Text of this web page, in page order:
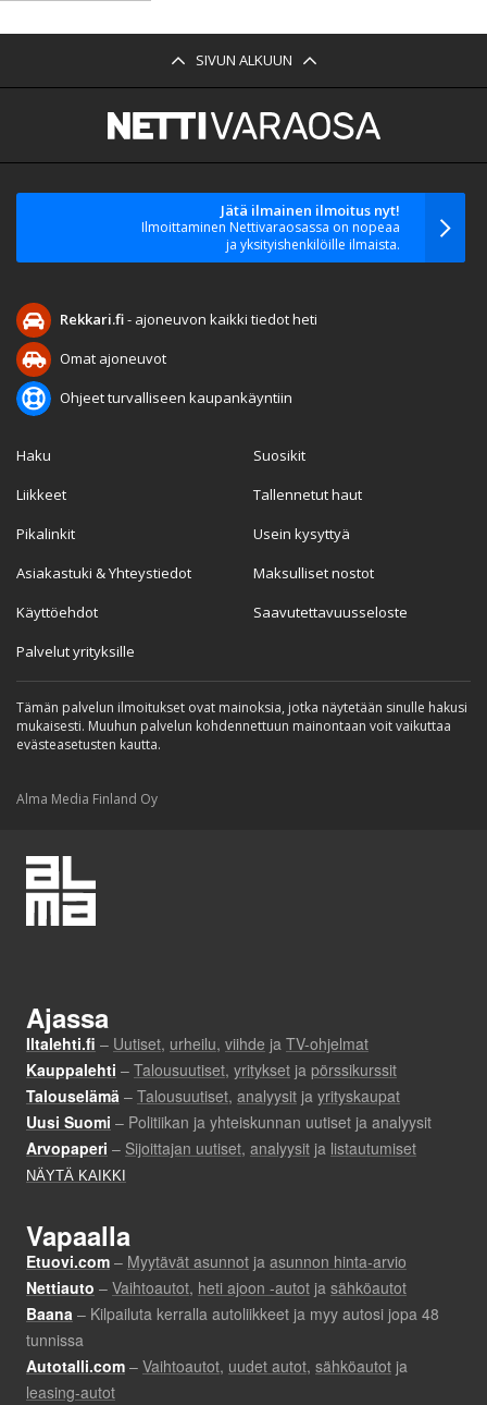
SIVUN ALKUUN
Jätä ilmainen ilmoitus nyt!
Ilmoittaminen Nettivaraosassa on nopeaa
ja yksityishenkilöille ilmaista.
Rekkari.fi- ajoneuvon kaikki tiedot heti
Omat ajoneuvot
Ohjeet turvalliseen kaupankäyntiin
Haku
Liikkeet
Pikalinkit
Asiakastuki & Yhteystiedot
Käyttöehdot
Palvelut yrityksille
Suosikit
Tallennetut haut
Usein kysyttyä
Maksulliset nostot
Saavutettavuusseloste
Tämän palvelun ilmoitukset ovat mainoksia, jotka näytetään sinulle hakusi
mukaisesti. Muuhun palvelun kohdennettuun mainontaan voit vaikuttaa
evästeasetusten kautta.
Alma Media Finland Oy